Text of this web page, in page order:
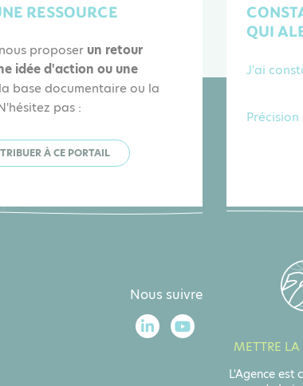
RESSOURCE
proposer un retour
idée d'action ou une
base documentaire ou la
pas :
À CE PORTAIL
QUI
J'ai
Précision
Nous suivre
METTRE
L'Agence est